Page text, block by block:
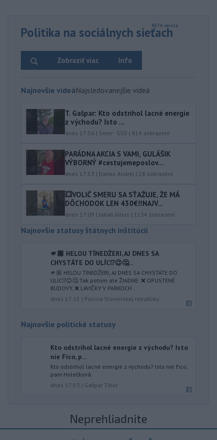
Politika na sociálnych sieťach
Info
Zobraziť viac
Najnovšie videáNajsledovanejšie videá
T. Gašpar: Kto odstrihol lacné energie
z východu? Isto ...
dnes 17:56 | Smer - SSD | 814 zobrazení
PARÁDNA AKCIA S VAMI, GULÁŠIK
VÝBORNÝ #cestujemeposlov...
dnes 17:53 | Danko Andrej | 28 zobrazení
💥VOLIČ SMERU SA SŤAŽUJE, ŽE MÁ
DÔCHODOK LEN 430€‼️NAJV...
dnes 17:09 |Jakab Július | 1134 zobrazení
Najnovšie statusy štátnych inštitúcií
🫵🏼 HELOU TÍNEDŽERI, AJ DNES SA
CHYSTÁTE DO ULÍC⁉️😉🤔...
🫵🏼 HELOU TÍNEDŽERI, AJ DNES SA CHYSTÁTE DO
ULÍC⁉️😉🤔 Tak potom ale ŽIADNE: ❌ OPUSTENÉ
BUDOVY, ❌ LAVIČKY V PARKOCH ...
dnes 17:15 | Polícia Slovenskej republiky
Najnovšie politické statusy
Kto odstrihol lacné energie z východu? Isto
nie Fico, p...
Kto odstrihol lacné energie z východu? Isto nie Fico,
pani Holečková.
dnes 17:53 | Gašpar Tibor
Neprehliadnite